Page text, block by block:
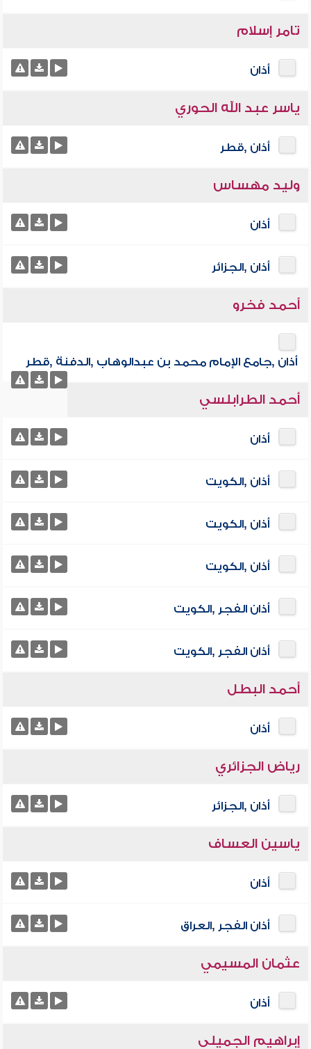
تامر إسلام
أذان
ياسر عبد الله الحوري
أذان ,قطر
وليد مهساس
أذان
أذان ,الجزائر
أحمد فخرو
أذان ,جامع الإمام محمد بن عبدالوهاب ,الدفنة ,قطر
أحمد الطرابلسي
أذان
أذان ,الكويت
أذان ,الكويت
أذان ,الكويت
أذان الفجر ,الكويت
أذان الفجر ,الكويت
أحمد البطل
أذان
رياض الجزائري
أذان ,الجزائر
ياسين العساف
أذان
أذان الفجر ,العراق
عثمان المسيمي
أذان
إبراهيم الجميلى